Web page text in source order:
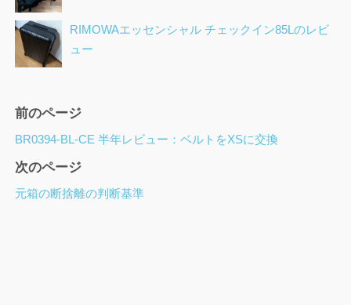
RIMOWAエッセンシャル チェックイン85Lのレビ
ュー
ペ
ー
ナ
ビ
前のページ
BR0394-BL-CE 半年レビュー：ベルトをXSに交換
次のページ
元箱の断捨離の判断基準